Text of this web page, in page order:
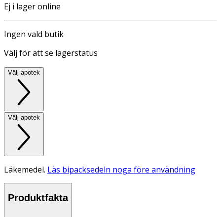
Ej i lager online
Ingen vald butik
Välj för att se lagerstatus
Välj apotek
Välj apotek
Läkemedel. Läs bipacksedeln noga före användning
Produktfakta